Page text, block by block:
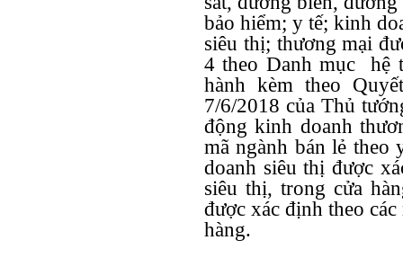
bảo hiểm; y tế; kinh
siêu thị; thương mại
4 theo Danh mục hệ
hành kèm theo
7/6/2018 của Thủ
động kinh doanh
mã ngành bán lẻ theo
doanh siêu thị được
siêu thị, trong cửa
được xác định theo
hàng.